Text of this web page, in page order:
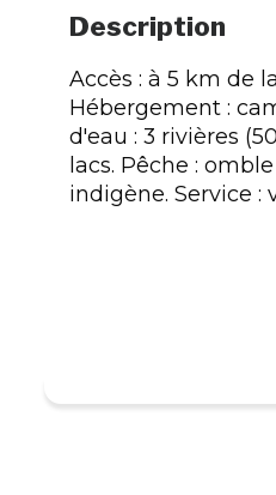
Description
Accès : à 5 km de
Hébergement :
d'eau : 3 rivières
lacs. Pêche :
indigène. Service :